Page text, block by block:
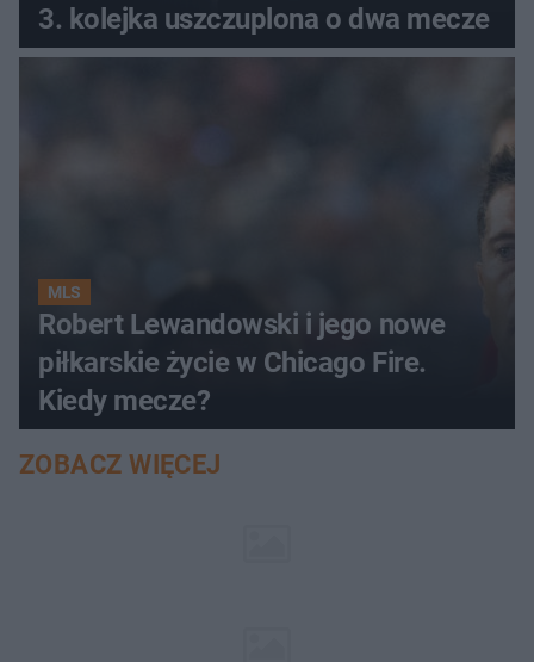
3. kolejka uszczuplona o dwa mecze
MLS
Robert Lewandowski i jego nowe
piłkarskie życie w Chicago Fire.
Kiedy mecze?
ZOBACZ WIĘCEJ